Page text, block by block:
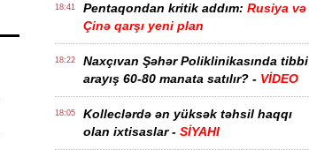
18:41 Pentaqondan kritik addım: Rusiya və
Çinə qarşı yeni plan
18:22
Naxçıvan Şəhər Poliklinikasında tibbi
arayış 60-80 manata satılır? - VİDEO
18:05
Kolleclərdə ən yüksək təhsil haqqı
olan ixtisaslar - SİYAHI